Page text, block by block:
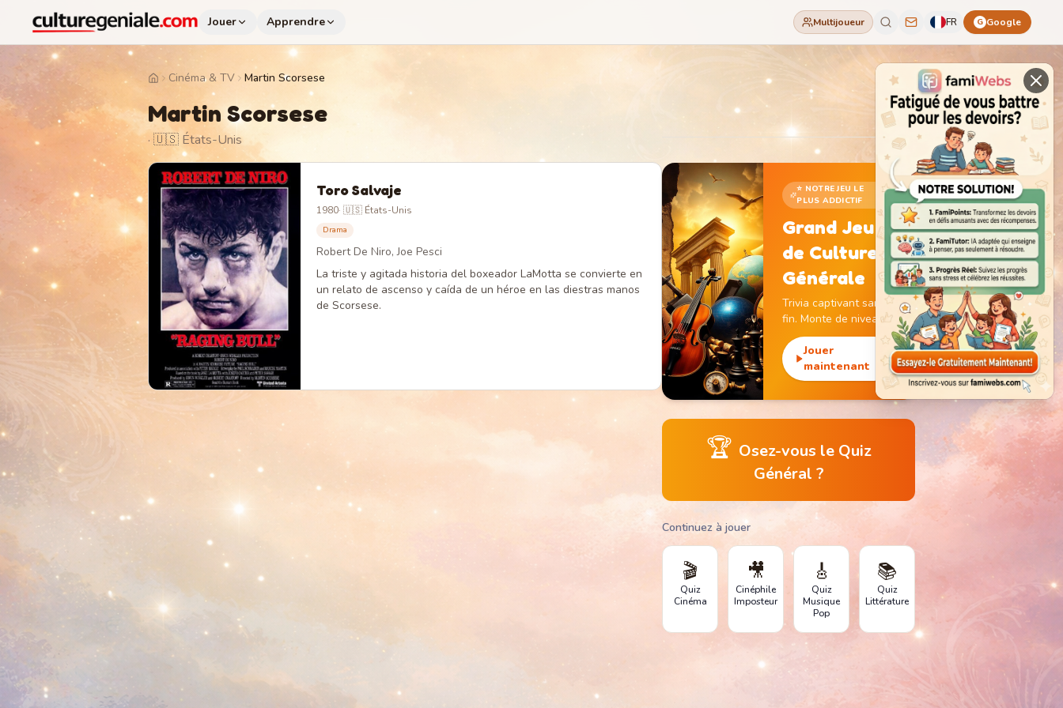
Jouer Apprendre Multijoueur FR G Google
HomeCinéma & TV Martin Scorsese
Martin Scorsese
· 🇺🇸 États-Unis
Toro Salvaje
1980· 🇺🇸 États-Unis
Drama
Robert De Niro, Joe Pesci
La triste y agitada historia del boxeador LaMotta se convierte en
un relato de ascenso y caída de un héroe en las diestras manos
de Scorsese.
⭐ NOTRE JEU LE
PLUS ADDICTIF
Grand Jeu
de Culture
Générale
Trivia captivant sans
fin. Monte de niveau,
gagne des pièces et
débloque des
monuments
emblématiques.
Jouer
maintenant
🏆 Osez-vous le Quiz
Général ?
Continuez à jouer
🎬
Quiz
Cinéma
🎥
Cinéphile
Imposteur
🎸
Quiz
Musique
Pop
📚
Quiz
Littérature